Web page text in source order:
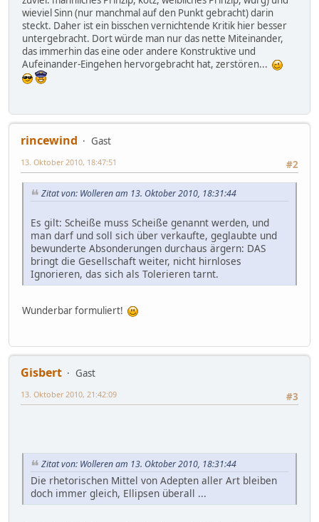
wieviel Sinn (nur manchmal auf den Punkt gebracht) darin
steckt. Daher ist ein bisschen vernichtende Kritik hier besser
untergebracht. Dort würde man nur das nette Miteinander,
das immerhin das eine oder andere Konstruktive und
Aufeinander-Eingehen hervorgebracht hat, zerstören...
rincewind
Gast
#2
13. Oktober 2010, 18:47:51
Zitat von: Wolleren am 13. Oktober 2010, 18:31:44
Es gilt: Scheiße muss Scheiße genannt werden, und
man darf und soll sich über verkaufte, geglaubte und
bewunderte Absonderungen durchaus ärgern: DAS
bringt die Gesellschaft weiter, nicht hirnloses
Ignorieren, das sich als Tolerieren tarnt.
Wunderbar formuliert!
Gisbert
Gast
#3
13. Oktober 2010, 21:42:09
Zitat von: Wolleren am 13. Oktober 2010, 18:31:44
Die rhetorischen Mittel von Adepten aller Art bleiben
doch immer gleich, Ellipsen überall ...